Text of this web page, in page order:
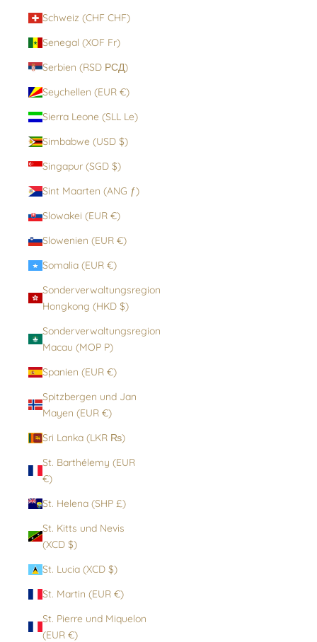
Schweiz (CHF CHF)
Senegal (XOF Fr)
Serbien (RSD РСД)
Seychellen (EUR €)
Sierra Leone (SLL Le)
Simbabwe (USD $)
Singapur (SGD $)
Sint Maarten (ANG ƒ)
Slowakei (EUR €)
Slowenien (EUR €)
Somalia (EUR €)
Sonderverwaltungsregion
Hongkong (HKD $)
Sonderverwaltungsregion
Macau (MOP P)
Spanien (EUR €)
Spitzbergen und Jan
Mayen (EUR €)
Sri Lanka (LKR ₨)
St. Barthélemy (EUR
€)
St. Helena (SHP £)
St. Kitts und Nevis
(XCD $)
St. Lucia (XCD $)
St. Martin (EUR €)
St. Pierre und Miquelon
(EUR €)